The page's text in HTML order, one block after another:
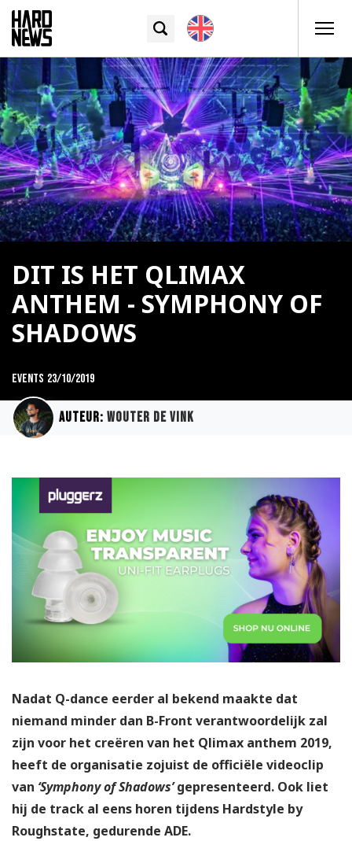
DIT IS HET QLIMAX
ANTHEM - SYMPHONY OF
SHADOWS
Events 23/10/2019
Auteur: Wouter de Vink
Nadat Q-dance eerder al bekend maakte dat
niemand minder dan B-Front verantwoordelijk zal
zijn voor het creëren van het Qlimax anthem 2019,
heeft de organisatie zojuist de officiële videoclip
van ‘Symphony of Shadows’gepresenteerd. Ook liet
hij de track al eens horen tijdens Hardstyle by
Roughstate, gedurende ADE.